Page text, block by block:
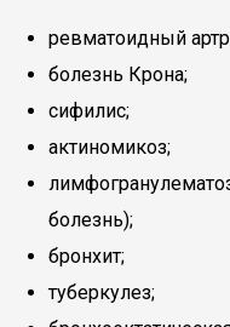
ревматоидный
болезнь Крона;
сифилис;
актиномикоз;
болезнь);
бронхит;
туберкулез;